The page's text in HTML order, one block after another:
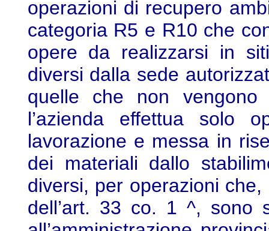
operazioni di recupero
categoria R5 e R10 che
opere da realizzarsi in
diversi dalla sede
quelle che non
l’azienda effettua solo
lavorazione e messa in
dei materiali dallo
diversi, per operazioni
dell’art. 33 co. 1 ^, sono